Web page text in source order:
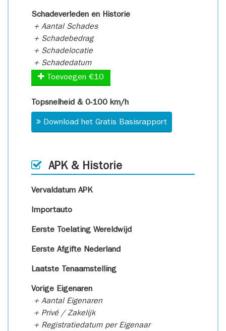
Schadeverleden en Historie
+ Aantal Schades
+ Schadebedrag
+ Schadelocatie
+ Schadedatum
Toevoegen €10
Topsnelheid & 0-100 km/h
Download het Gratis Basisrapport
APK & Historie
Vervaldatum APK
Importauto
Eerste Toelating Wereldwijd
Eerste Afgifte Nederland
Laatste Tenaamstelling
Vorige Eigenaren
+ Aantal Eigenaren
+ Privé / Zakelijk
+ Registratiedatum per Eigenaar